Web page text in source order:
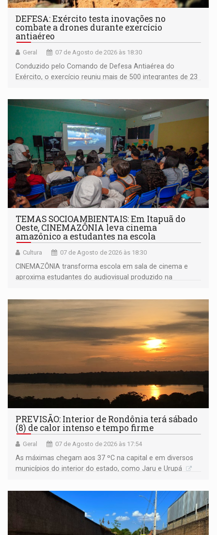
DEFESA: Exército testa inovações no
combate a drones durante exercício
antiaéreo
Geral 07 de Agosto de 2026 às 18:30
Conduzido pelo Comando de Defesa Antiaérea do
Exército, o exercício reuniu mais de 500 integrantes de 23
TEMAS SOCIOAMBIENTAIS: Em Itapuã do
Oeste, CINEMAZÔNIA leva cinema
amazônico a estudantes na escola
Cultura 07 de Agosto de 2026 às 18:30
CINEMAZÔNIA transforma escola em sala de cinema e
aproxima estudantes do audiovisual produzido na
PREVISÃO: Interior de Rondônia terá sábado
(8) de calor intenso e tempo firme
Geral 07 de Agosto de 2026 às 17:54
As máximas chegam aos 37 ºC na capital e em diversos
municípios do interior do estado, como Jaru e Urupá